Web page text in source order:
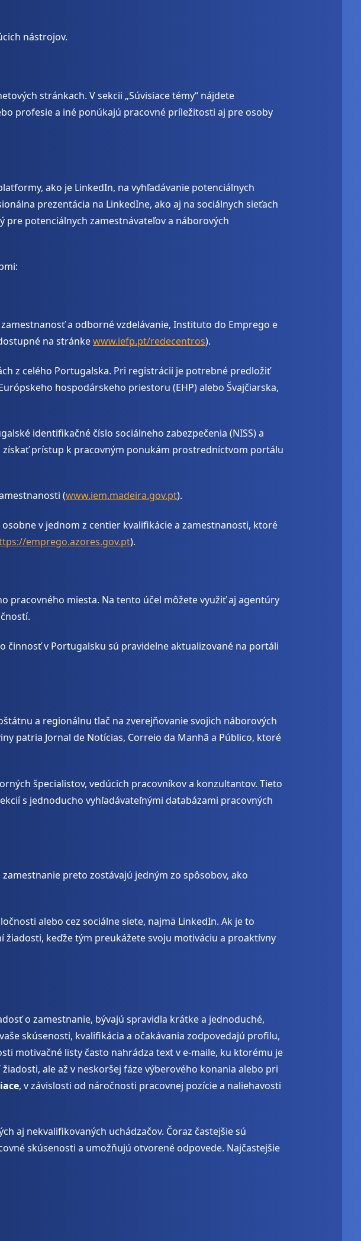
nástrojov.
stránkach. V sekcii „Súvisiace témy“ nájdete
profesie a iné ponúkajú pracovné príležitosti aj pre osoby
ako je LinkedIn, na vyhľadávanie potenciálnych
prezentácia na LinkedIne, ako aj na sociálnych sieťach
pre potenciálnych zamestnávateľov a náborových
a odborné vzdelávanie, Instituto do Emprego e
na stránkewww.iefp.pt/redecentros).
z celého Portugalska. Pri registrácii je potrebné predložiť
hospodárskeho priestoru (EHP) alebo Švajčiarska,
identifikačné číslo sociálneho zabezpečenia (NISS) a
prístup k pracovným ponukám prostredníctvom portálu
(www.iem.madeira.gov.pt).
v jednom z centier kvalifikácie a zamestnanosti, ktoré
emprego.azores.gov.pt).
pracovného miesta. Na tento účel môžete využiť aj agentúry
v Portugalsku sú pravidelne aktualizované na portáli
a regionálnu tlač na zverejňovanie svojich náborových
patria Jornal de Notícias, Correio da Manhã a Público, ktoré
špecialistov, vedúcich pracovníkov a konzultantov. Tieto
s jednoducho vyhľadávateľnými databázami pracovných
preto zostávajú jedným zo spôsobov, ako
alebo cez sociálne siete, najmä LinkedIn. Ak je to
keďže tým preukážete svoju motiváciu a proaktívny
o zamestnanie, bývajú spravidla krátke a jednoduché,
skúsenosti, kvalifikácia a očakávania zodpovedajú profilu,
motivačné listy často nahrádza text v e-maile, ku ktorému je
ale až v neskoršej fáze výberového konania alebo pri
, v závislosti od náročnosti pracovnej pozície a naliehavosti
aj nekvalifikovaných uchádzačov. Čoraz častejšie sú
skúsenosti a umožňujú otvorené odpovede. Najčastejšie